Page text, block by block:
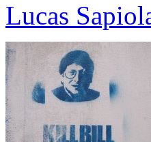
Lucas